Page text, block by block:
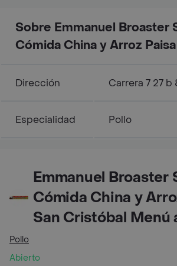
Sobre Emmanuel Broaster
Cómida China y Arroz Paisa
Dirección Carrera 7 27
Especialidad Pollo
Emmanuel Broaster
Cómida China y
San Cristóbal Menú
Pollo
Abierto